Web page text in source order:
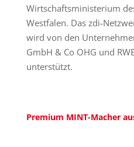
Wirtschaftsministerium
Westfalen. Das zdi-
wird von den
GmbH & Co OHG und
unterstützt.
Premium MINT-Macher